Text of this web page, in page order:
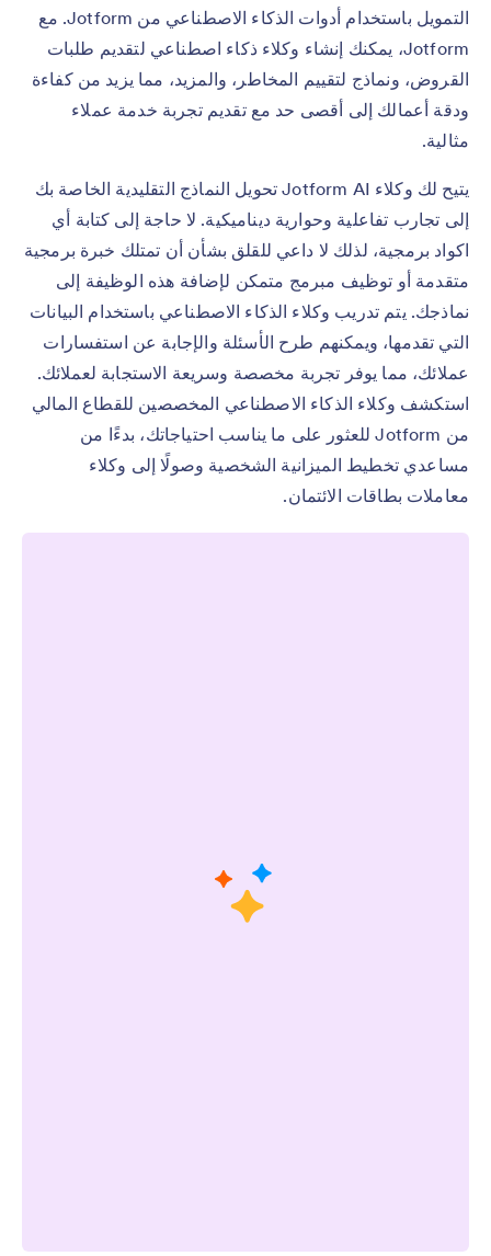
التمويل باستخدام أدوات الذكاء الاصطناعي من Jotform. مع
Jotform، يمكنك إنشاء وكلاء ذكاء اصطناعي لتقديم طلبات
القروض، ونماذج لتقييم المخاطر، والمزيد، مما يزيد من كفاءة
ودقة أعمالك إلى أقصى حد مع تقديم تجربة خدمة عملاء
مثالية.
يتيح لك وكلاء Jotform AI تحويل النماذج التقليدية الخاصة بك
إلى تجارب تفاعلية وحوارية ديناميكية. لا حاجة إلى كتابة أي
اكواد برمجية، لذلك لا داعي للقلق بشأن أن تمتلك خبرة برمجية
متقدمة أو توظيف مبرمج متمكن لإضافة هذه الوظيفة إلى
نماذجك. يتم تدريب وكلاء الذكاء الاصطناعي باستخدام البيانات
التي تقدمها، ويمكنهم طرح الأسئلة والإجابة عن استفسارات
عملائك، مما يوفر تجربة مخصصة وسريعة الاستجابة لعملائك.
استكشف وكلاء الذكاء الاصطناعي المخصصين للقطاع المالي
من Jotform للعثور على ما يناسب احتياجاتك، بدءًا من
مساعدي تخطيط الميزانية الشخصية وصولًا إلى وكلاء
معاملات بطاقات الائتمان.